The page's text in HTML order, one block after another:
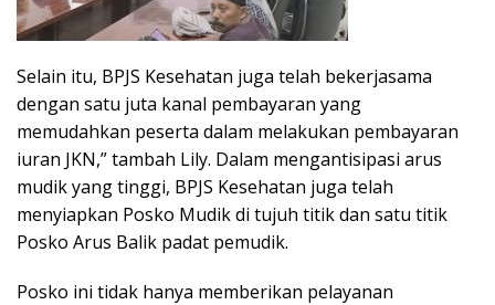
Selain itu, BPJS Kesehatan juga telah bekerjasama
dengan satu juta kanal pembayaran yang
memudahkan peserta dalam melakukan pembayaran
iuran JKN,” tambah Lily. Dalam mengantisipasi arus
mudik yang tinggi, BPJS Kesehatan juga telah
menyiapkan Posko Mudik di tujuh titik dan satu titik
Posko Arus Balik padat pemudik.
Posko ini tidak hanya memberikan pelayanan